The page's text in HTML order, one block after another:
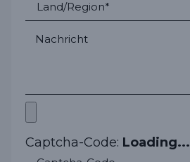
Captcha-Code: Loading...